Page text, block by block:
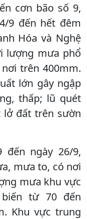
cơn bão số 9,
9 đến hết đêm
Hóa và Nghệ
lượng mưa phổ
trên 400mm.
lớn gây ngập
thấp; lũ quét
lở đất trên sườn
ngày 26/9,
mưa to, có nơi
mưa khu vực
từ 70 đến
Khu vực trung